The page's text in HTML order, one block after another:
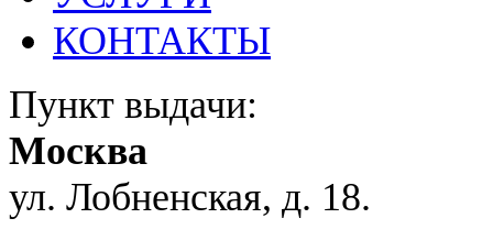
КОНТАКТЫ
Пункт выдачи:
Москва
ул. Лобненская, д. 18.